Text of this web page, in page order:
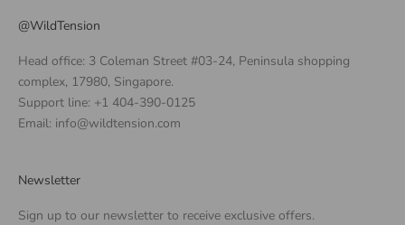
@WildTension
Head office: 3 Coleman Street #03-24, Peninsula shopping
complex, 17980, Singapore.
Support line: +1 404-390-0125
Email: info@wildtension.com
Newsletter
Sign up to our newsletter to receive exclusive offers.